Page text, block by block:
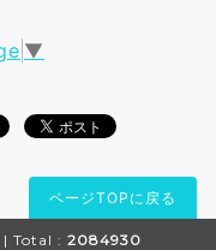
▼
ページTOPに戻る
| Total : 2084930